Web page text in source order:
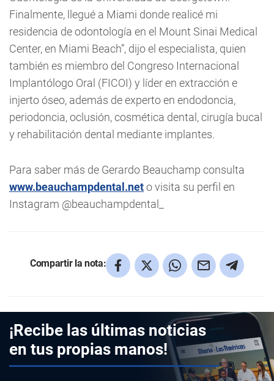
Finalmente, llegué a Miami donde realicé mi
residencia de odontología en el Mount Sinai Medical
Center, en Miami Beach”, dijo el especialista, quien
también es miembro del Congreso Internacional
Implantólogo Oral (FICOI) y líder en extracción e
injerto óseo, además de experto en endodoncia,
periodoncia, oclusión, cosmética dental, cirugía bucal
y rehabilitación dental mediante implantes.
Para saber más de Gerardo Beauchamp consulta
www.beauchampdental.neto visita su perfil en
Instagram @beauchampdental_
Compartir la nota:
¡Recibe las últimas noticias
en tus propias manos!